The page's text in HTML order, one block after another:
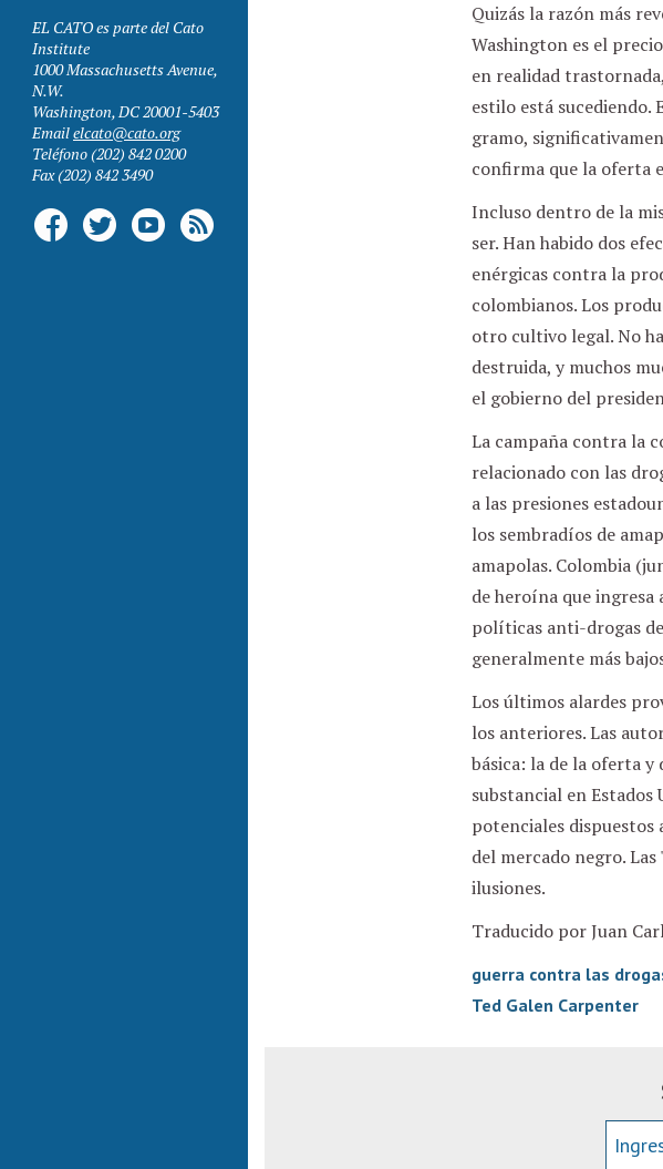
Quizás la razón más
Washington es el
en realidad
estilo está sucediendo.
gramo,
confirma que la oferta
Incluso dentro de la
ser. Han habido dos
enérgicas contra la
colombianos. Los
otro cultivo legal. No
destruida, y muchos
el gobierno del
La campaña contra la
relacionado con las
a las presiones
los sembradíos de
amapolas. Colombia
de heroína que ingresa
políticas anti-drogas
generalmente más
Los últimos alardes
los anteriores. Las
básica: la de la oferta y
substancial en Estados
potenciales dispuestos
del mercado negro.
ilusiones.
Traducido por Juan
guerra contra las
Ted Galen Carpenter
EL CATO es parte del Cato
Institute
1000 Massachusetts Avenue,
N.W.
Washington,DC20001-5403
Emailelcato@cato.org
Teléfono(202) 842 0200
Fax(202) 842 3490